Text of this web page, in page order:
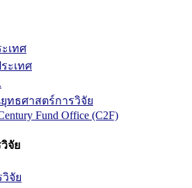
เทศ
ะเทศ
ทธศาสตร์การวิจัย
Fund Office (C2F)
จัย
จัย